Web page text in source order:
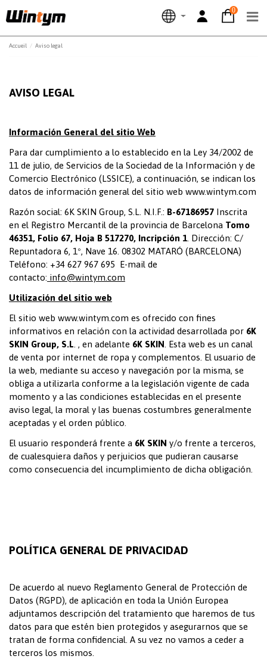
0
Accueil Aviso legal
AVISO LEGAL
Información General del sitio Web
Para dar cumplimiento a lo establecido en la Ley 34/2002 de
11 de julio, de Servicios de la Sociedad de la Información y de
Comercio Electrónico (LSSICE), a continuación, se indican los
datos de información general del sitio web www.wintym.com
Razón social: 6K SKIN Group, S.L. N.I.F.: B-67186957 Inscrita
en el Registro Mercantil de la provincia de Barcelona Tomo
46351, Folio 67, Hoja B 517270, Incripción 1 . Dirección: C/
Repuntadora 6, 1º, Nave 16. 08302 MATARÓ (BARCELONA)
Teléfono: +34 627 967 695 E-mail de
contacto: info@wintym.com
Utilización del sitio web
El sitio web www.wintym.com es ofrecido con fines
informativos en relación con la actividad desarrollada por 6K
SKIN Group, S.L . , en adelante 6K SKIN . Esta web es un canal
de venta por internet de ropa y complementos. El usuario de
la web, mediante su acceso y navegación por la misma, se
obliga a utilizarla conforme a la legislación vigente de cada
momento y a las condiciones establecidas en el presente
aviso legal, la moral y las buenas costumbres generalmente
aceptadas y el orden público.
El usuario responderá frente a 6K SKIN y/o frente a terceros,
de cualesquiera daños y perjuicios que pudieran causarse
como consecuencia del incumplimiento de dicha obligación.
POLÍTICA GENERAL DE PRIVACIDAD
De acuerdo al nuevo Reglamento General de Protección de
Datos (RGPD), de aplicación en toda la Unión Europea
adjuntamos descripción del tratamiento que haremos de tus
datos para que estén bien protegidos y asegurarnos que se
tratan de forma confidencial. A su vez no vamos a ceder a
terceros los mismos.